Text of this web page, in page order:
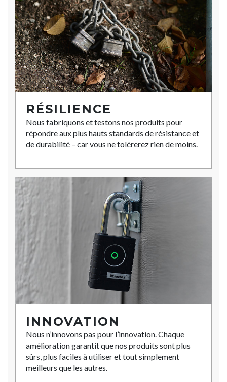
RÉSILIENCE
Nous fabriquons et testons nos produits pour
répondre aux plus hauts standards de résistance et
de durabilité – car vous ne tolérerez rien de moins.
INNOVATION
Nous n’innovons pas pour l’innovation. Chaque
amélioration garantit que nos produits sont plus
sûrs, plus faciles à utiliser et tout simplement
meilleurs que les autres.